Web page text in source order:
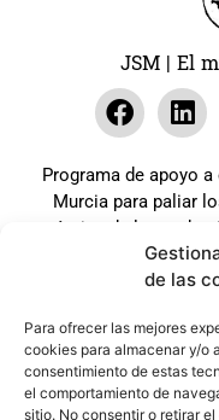
de las
Para ofrecer las mejores
cookies para almacenar y/o
consentimiento de estas
el comportamiento de
sitio. No consentir o retirar
JSM | El
Programa de apoyo
Murcia para paliar
económica de la
coste cero
Expediente:
Web